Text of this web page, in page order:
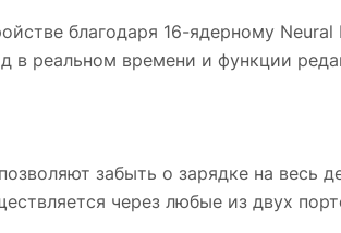
благодаря 16-ядерному
в реальном времени и функции
забыть о зарядке на весь
через любые из двух